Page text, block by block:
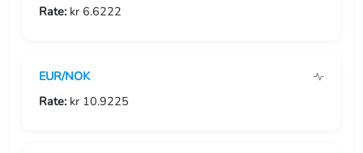
USD/GHS
USD/GMD
Rate: kr 6.6222
EUR/NOK
Rate: kr 10.9225